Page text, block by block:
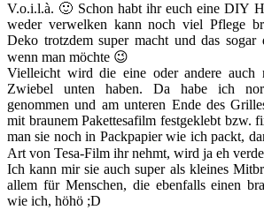
V.o.i.l.à. 🙂 Schon habt ihr euch eine DIY
weder verwelken kann noch viel Pflege
Deko trotzdem super macht und das sogar
wenn man möchte 😉
Vielleicht wird die eine oder andere auch
Zwiebel unten haben. Da habe ich
genommen und am unteren Ende des
mit braunem Pakettesafilm festgeklebt bzw.
man sie noch in Packpapier wie ich packt,
Art von Tesa-Film ihr nehmt, wird ja eh
Ich kann mir sie auch super als kleines
allem für Menschen, die ebenfalls einen
wie ich, höhö ;D